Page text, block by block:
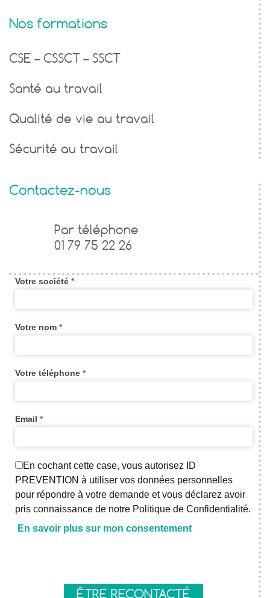
Nos formations
CSE – CSSCT – SSCT
Santé au travail
Qualité de vie au travail
Sécurité au travail
Contactez-nous
Formulaire
contact
Par téléphone
01 79 75 22 26
Votre société *
Votre nom *
Votre téléphone *
Email *
En cochant cette case, vous autorisez ID
PREVENTION à utiliser vos données personnelles
pour répondre à votre demande et vous déclarez avoir
pris connaissance de notre Politique de Confidentialité.
En savoir plus sur mon consentement
ÊTRE RECONTACTÉ